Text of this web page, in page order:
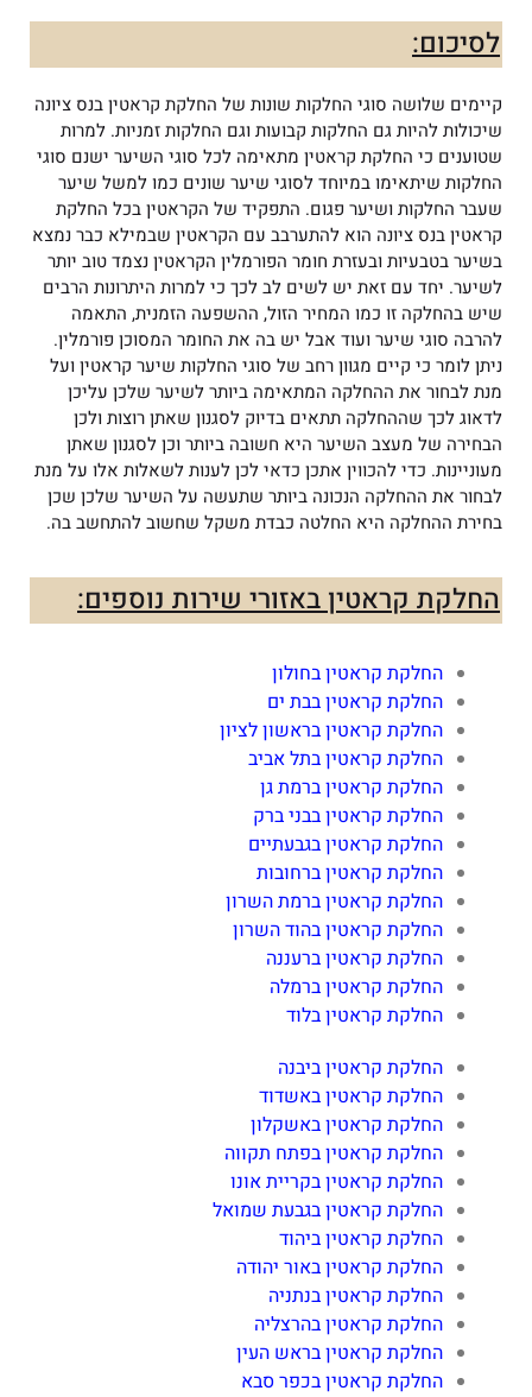
לסיכום:
קיימים שלושה סוגי החלקות שונות של החלקת קראטין בנס ציונה
שיכולות להיות גם החלקות קבועות וגם החלקות זמניות. למרות
שטוענים כי החלקת קראטין מתאימה לכל סוגי השיער ישנם סוגי
החלקות שיתאימו במיוחד לסוגי שיער שונים כמו למשל שיער
שעבר החלקות ושיער פגום. התפקיד של הקראטין בכל החלקת
קראטין בנס ציונה הוא להתערבב עם הקראטין שבמילא כבר נמצא
בשיער בטבעיות ובעזרת חומר הפורמלין הקראטין נצמד טוב יותר
לשיער. יחד עם זאת יש לשים לב לכך כי למרות היתרונות הרבים
שיש בהחלקה זו כמו המחיר הזול, ההשפעה הזמנית, התאמה
להרבה סוגי שיער ועוד אבל יש בה את החומר המסוכן פורמלין.
ניתן לומר כי קיים מגוון רחב של סוגי החלקות שיער קראטין ועל
מנת לבחור את ההחלקה המתאימה ביותר לשיער שלכן עליכן
לדאוג לכך שההחלקה תתאים בדיוק לסגנון שאתן רוצות ולכן
הבחירה של מעצב השיער היא חשובה ביותר וכן לסגנון שאתן
מעוניינות. כדי להכווין אתכן כדאי לכן לענות לשאלות אלו על מנת
לבחור את ההחלקה הנכונה ביותר שתעשה על השיער שלכן שכן
בחירת ההחלקה היא החלטה כבדת משקל שחשוב להתחשב בה.
החלקת קראטין באזורי שירות נוספים:
החלקת קראטין בחולון
החלקת קראטין בבת ים
החלקת קראטין בראשון לציון
החלקת קראטין בתל אביב
החלקת קראטין ברמת גן
החלקת קראטין בבני ברק
החלקת קראטין בגבעתיים
החלקת קראטין ברחובות
החלקת קראטין ברמת השרון
החלקת קראטין בהוד השרון
החלקת קראטין ברעננה
החלקת קראטין ברמלה
החלקת קראטין בלוד
החלקת קראטין ביבנה
החלקת קראטין באשדוד
החלקת קראטין באשקלון
החלקת קראטין בפתח תקווה
החלקת קראטין בקריית אונו
החלקת קראטין בגבעת שמואל
החלקת קראטין ביהוד
החלקת קראטין באור יהודה
החלקת קראטין בנתניה
החלקת קראטין בהרצליה
החלקת קראטין בראש העין
החלקת קראטין בכפר סבא